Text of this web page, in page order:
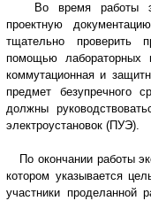
Во время работы
проектную
тщательно проверить
помощью лабораторных
коммутационная и
предмет безупречного
должны
электроустановок (ПУЭ).
По окончании работы
котором указывается
участники проделанной